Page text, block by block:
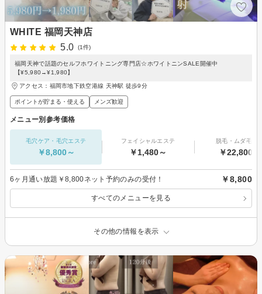
WHITE 福岡天神店
5.0
(1件)
福岡天神で話題のセルフホワイトニング専門店☆ホワイトニンSALE開催中
【¥5,980→¥1,980】
アクセス：福岡市地下鉄空港線 天神駅 徒歩9分
ポイントが貯まる・使える メンズ歓迎
メニュー別参考価格
毛穴ケア・毛穴エステ
￥8,800～
フェイシャルエステ
￥1,480～
脱毛・ムダ毛処
￥22,800～
6ヶ月通い放題￥8,800ネット予約のみの受付！ ￥8,800
すべてのメニューを見る
その他の情報を表示